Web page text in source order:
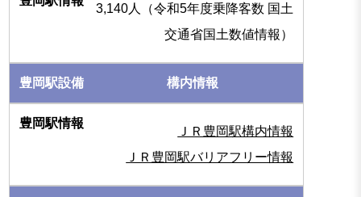
3,140人（令和5年度乗降客数 国土
交通省国土数値情報）
構内情報
ＪＲ豊岡駅構内情報
ＪＲ豊岡駅バリアフリー情報